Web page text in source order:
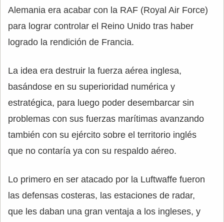
Alemania era acabar con la RAF (Royal Air Force)
para lograr controlar el Reino Unido tras haber
logrado la rendición de Francia.
La idea era destruir la fuerza aérea inglesa,
basándose en su superioridad numérica y
estratégica, para luego poder desembarcar sin
problemas con sus fuerzas marítimas avanzando
también con su ejército sobre el territorio inglés
que no contaría ya con su respaldo aéreo.
Lo primero en ser atacado por la Luftwaffe fueron
las defensas costeras, las estaciones de radar,
que les daban una gran ventaja a los ingleses, y